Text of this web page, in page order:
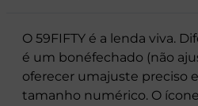
O 59FIFTY é a lenda viva.
é um bonéfechado (não
oferecer umajuste preciso
tamanho numérico. O